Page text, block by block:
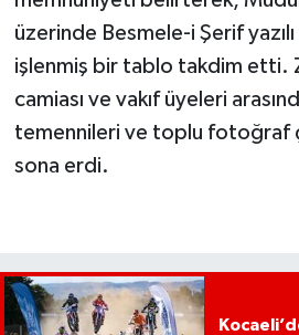
üzerinde Besmele-i Şerif
işlenmiş bir tablo takdim etti.
camiası ve vakıf üyeleri
temennileri ve toplu fotoğraf
sona erdi.